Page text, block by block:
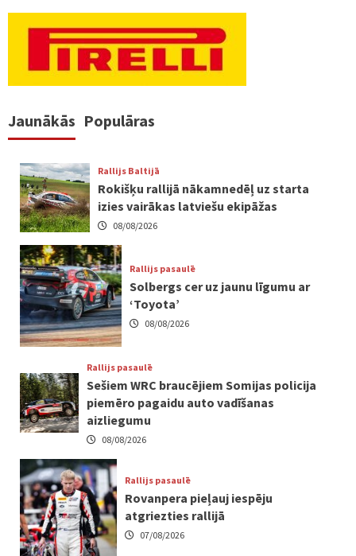
Jaunākās Populāras
Rallijs Baltijā
Rokišķu rallijā nākamnedēļ uz starta
izies vairākas latviešu ekipāžas
08/08/2026
Rallijs pasaulē
Solbergs cer uz jaunu līgumu ar
‘Toyota’
08/08/2026
Rallijs pasaulē
Sešiem WRC braucējiem Somijas policija
piemēro pagaidu auto vadīšanas
aizliegumu
08/08/2026
Rallijs pasaulē
Rovanpera pieļauj iespēju
atgriezties rallijā
07/08/2026